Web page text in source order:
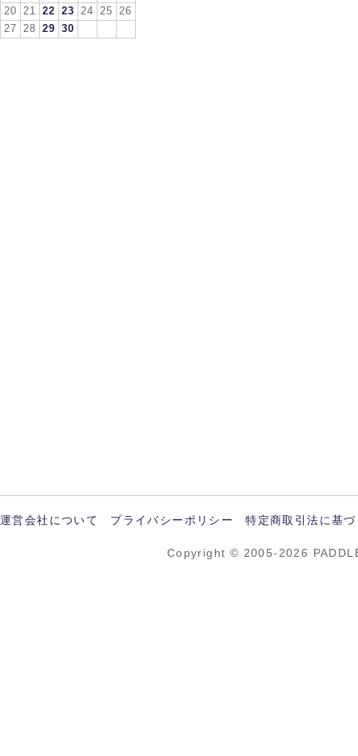
20
21 22 23 24 25
26
27
28 29 30
運営会社について プライバシーポリシー 特定商取引法に基
Copyright © 2005-2026